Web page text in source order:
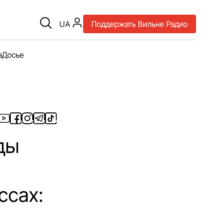
UA Поддержать Вильне Радио
Досье